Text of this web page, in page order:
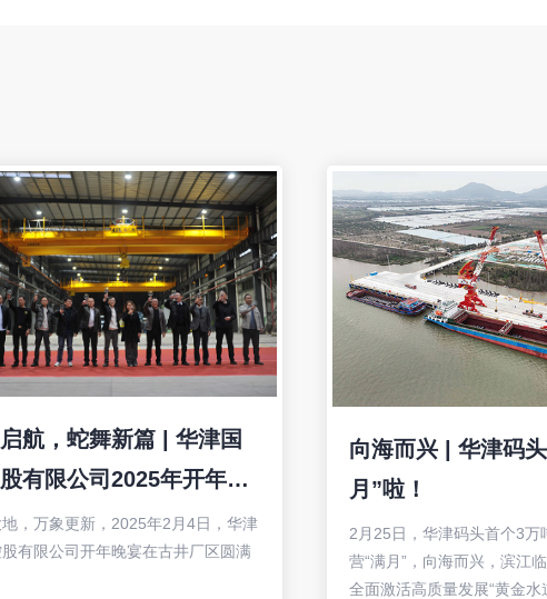
航，蛇舞新篇 | 华津国
有限公司2025年开年晚
举行！
，万象更新，2025年2月4日，华津
股有限公司开年晚宴在古井厂区圆满
向海而兴 | 华津码
月”啦！
2月25日，华津码头首个3万
营“满月”，向海而兴，滨江
全面激活高质量发展“黄金水